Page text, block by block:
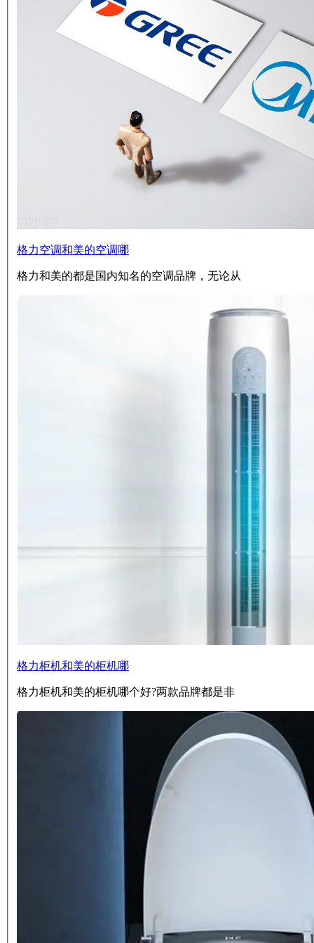
格力空调和美的空调哪
格力和美的都是国内知名的空调品牌，无论从
格力柜机和美的柜机哪
格力柜机和美的柜机哪个好?两款品牌都是非